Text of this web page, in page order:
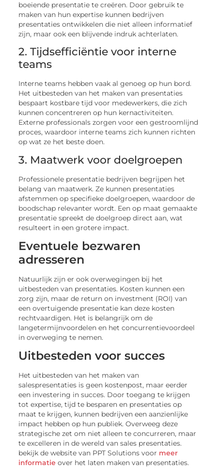
boeiende presentatie te creëren. Door gebruik te
maken van hun expertise kunnen bedrijven
presentaties ontwikkelen die niet alleen informatief
zijn, maar ook een blijvende indruk achterlaten.
2. Tijdsefficiëntie voor interne
teams
Interne teams hebben vaak al genoeg op hun bord.
Het uitbesteden van het maken van presentaties
bespaart kostbare tijd voor medewerkers, die zich
kunnen concentreren op hun kernactiviteiten.
Externe professionals zorgen voor een gestroomlijnd
proces, waardoor interne teams zich kunnen richten
op wat ze het beste doen.
3. Maatwerk voor doelgroepen
Professionele presentatie bedrijven begrijpen het
belang van maatwerk. Ze kunnen presentaties
afstemmen op specifieke doelgroepen, waardoor de
boodschap relevanter wordt. Een op maat gemaakte
presentatie spreekt de doelgroep direct aan, wat
resulteert in een grotere impact.
Eventuele bezwaren
adresseren
Natuurlijk zijn er ook overwegingen bij het
uitbesteden van presentaties. Kosten kunnen een
zorg zijn, maar de return on investment (ROI) van
een overtuigende presentatie kan deze kosten
rechtvaardigen. Het is belangrijk om de
langetermijnvoordelen en het concurrentievoordeel
in overweging te nemen.
Uitbesteden voor succes
Het uitbesteden van het maken van
salespresentaties is geen kostenpost, maar eerder
een investering in succes. Door toegang te krijgen
tot expertise, tijd te besparen en presentaties op
maat te krijgen, kunnen bedrijven een aanzienlijke
impact hebben op hun publiek. Overweeg deze
strategische zet om niet alleen te concurreren, maar
te excelleren in de wereld van sales presentaties.
bekijk de website van PPT Solutions voor meer
informatie over het laten maken van presentaties.